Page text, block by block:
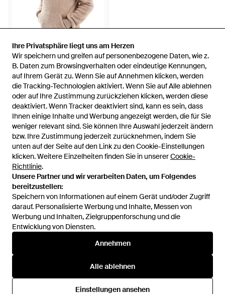
Ihre Privatsphäre liegt uns am Herzen
Wir speichern und greifen auf personenbezogene Daten, wie z.
B. Daten zum Browsingverhalten oder eindeutige Kennungen,
auf Ihrem Gerät zu. Wenn Sie auf Annehmen klicken, werden
die Tracking-Technologien aktiviert. Wenn Sie auf Alle ablehnen
oder auf Ihre Zustimmung zurückziehen klicken, werden diese
deaktiviert. Wenn Tracker deaktiviert sind, kann es sein, dass
Ihnen einige Inhalte und Werbung angezeigt werden, die für Sie
weniger relevant sind. Sie können Ihre Auswahl jederzeit ändern
bzw. Ihre Zustimmung jederzeit zurücknehmen, indem Sie
unten auf der Seite auf den Link zu den Cookie-Einstellungen
klicken. Weitere Einzelheiten finden Sie in unsererCookie-
Richtlinie.
Unsere Partner und wir verarbeiten Daten, um Folgendes
bereitzustellen:
Speichern von Informationen auf einem Gerät und/oder Zugriff
darauf. Personalisierte Werbung und Inhalte, Messen von
Werbung und Inhalten, Zielgruppenforschung und die
Entwicklung von Diensten.
Annehmen
Alle ablehnen
Einstellungen ansehen
Ihre Privatsphäre liegt uns am Herzen
Wir speichern und greifen auf personenbezogene Daten, wie z.
B. Daten zum Browsingverhalten oder eindeutige Kennungen,
auf Ihrem Gerät zu. Wenn Sie auf Annehmen klicken, werden
die Tracking-Technologien aktiviert. Wenn Sie auf Alle ablehnen
oder auf Ihre Zustimmung zurückziehen klicken, werden diese
deaktiviert. Wenn Tracker deaktiviert sind, kann es sein, dass
Ihnen einige Inhalte und Werbung angezeigt werden, die für Sie
weniger relevant sind. Sie können Ihre Auswahl jederzeit ändern
bzw. Ihre Zustimmung jederzeit zurücknehmen, indem Sie
unten auf der Seite auf den Link zu den Cookie-Einstellungen
klicken. Weitere Einzelheiten finden Sie in unsererCookie-
Richtlinie.
Unsere Partner und wir verarbeiten Daten, um Folgendes
bereitzustellen:
Speichern von Informationen auf einem Gerät und/oder Zugriff
darauf. Personalisierte Werbung und Inhalte, Messen von
Werbung und Inhalten, Zielgruppenforschung und die
Entwicklung von Diensten.
Annehmen
Alle ablehnen
Einstellungen ansehen
24,04 €
Brave Soul
– kapuzenpullover aus teddyfell
- Natur
VonASOS
AUSVERKAUFT
International
Hilfe und Informationen